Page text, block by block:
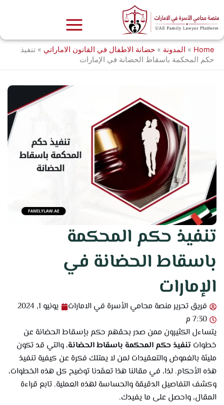
إلى
المحتوى
Home
» المدونة » حضانة الاطفال في القانون الاماراتي » تنفيذ
حكم المحكمة باسقاط الحضانة في الإمارات
تنفيذ حكم المحكمة
باسقاط الحضانة في
الإمارات
فريق تحرير منصة محامي الأسرة في الامارات
يونيو 1, 2024
7:30 م
يتساءل الكثيرون ممن صدر بحقهم حكم بإسقاط الحضانة عن
خطوات تنفيذ حكم المحكمة باسقاط الحضانة، والتي قد تكون
مليئة بالغموض والتعقيدات لمن لا يمتلك فكرة عن كيفية تنفيذ
هذه الأحكام. لذا، في مقالنا هذا تعمّدنا توضيح كل هذه الخطوات،
وكشف التفاصيل الدقيقة والحساسة لهذه العملية. تابع قراءة
المقال، واحصل على ما يفيدك.